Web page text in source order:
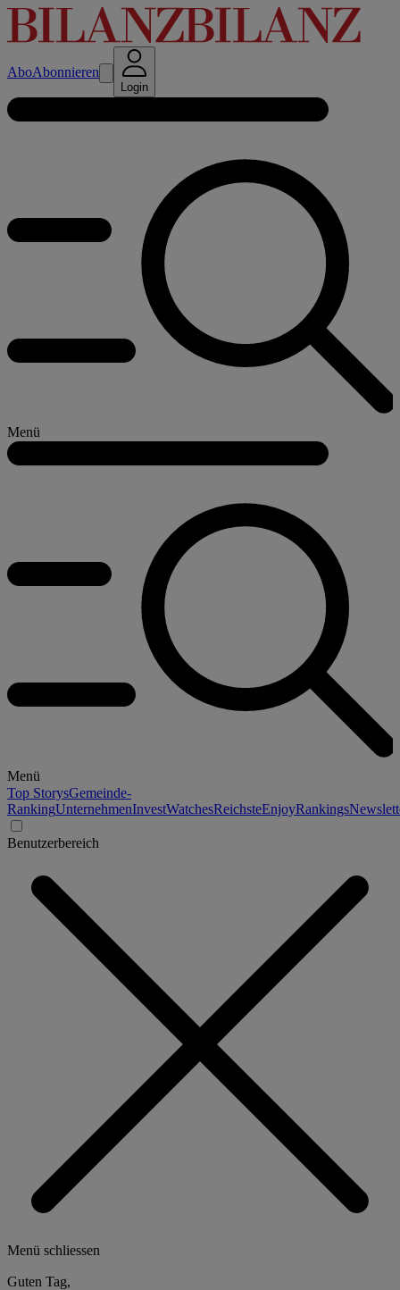
AboAbonnieren
Login
Menü
Menü
Top StorysGemeinde-
RankingUnternehmenInvestWatchesReichsteEnjoyRankings
Benutzerbereich
Menü schliessen
Guten Tag,